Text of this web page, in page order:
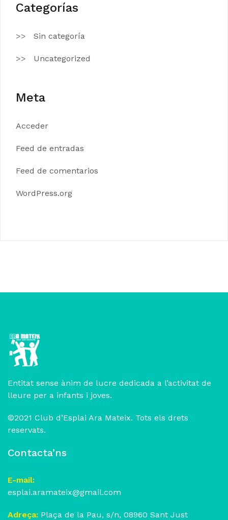
Categorías
Sin categoría
Uncategorized
Meta
Acceder
Feed de entradas
Feed de comentarios
WordPress.org
Entitat sense ànim de lucre dedicada a l’activitat de
lleure per a infants i joves.
©2021 Club d’Esplai Ara Mateix. Tots els drets
reservats.
Contacta’ns
E-mail:
esplai.aramateix@gmail.com
Adreça: Plaça de la Pau, s/n, 08960 Sant Just